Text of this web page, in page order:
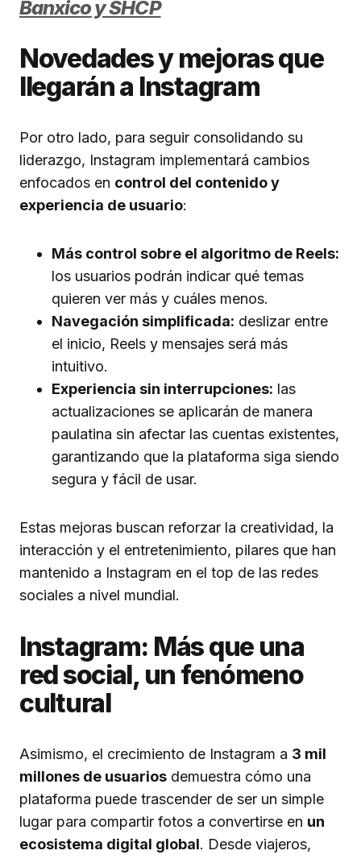
Banxico y SHCP
Novedades y mejoras que
llegarán a Instagram
Por otro lado, para seguir consolidando su
liderazgo, Instagram implementará cambios
enfocados en control del contenido y
experiencia de usuario:
Más control sobre el algoritmo de Reels:
los usuarios podrán indicar qué temas
quieren ver más y cuáles menos.
Navegación simplificada: deslizar entre
el inicio, Reels y mensajes será más
intuitivo.
Experiencia sin interrupciones: las
actualizaciones se aplicarán de manera
paulatina sin afectar las cuentas existentes,
garantizando que la plataforma siga siendo
segura y fácil de usar.
Estas mejoras buscan reforzar la creatividad, la
interacción y el entretenimiento, pilares que han
mantenido a Instagram en el top de las redes
sociales a nivel mundial.
Instagram: Más que una
red social, un fenómeno
cultural
Asimismo, el crecimiento de Instagram a 3 mil
millones de usuarios demuestra cómo una
plataforma puede trascender de ser un simple
lugar para compartir fotos a convertirse en un
ecosistema digital global. Desde viajeros,